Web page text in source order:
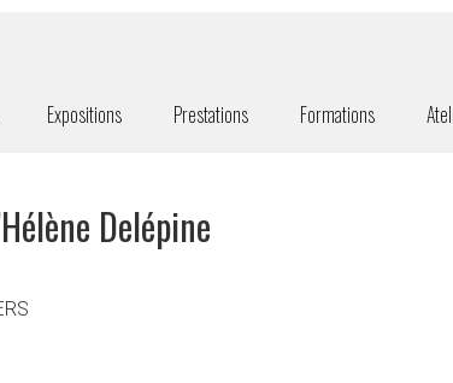
Expositions Prestations Formations
Delépine